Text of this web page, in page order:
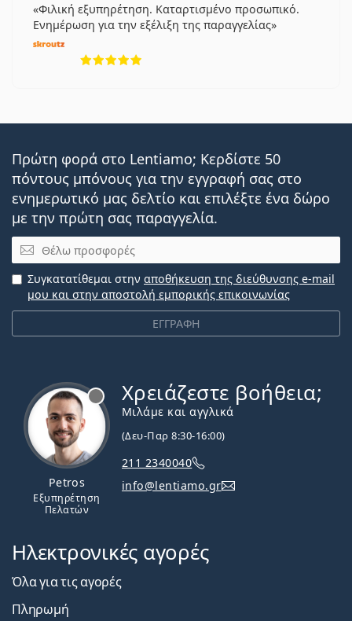
Φιλική εξυπηρέτηση. Καταρτισμένο προσωπικό.
Ενημέρωση για την εξέλιξη της παραγγελίας
Πρώτη φορά στο Lentiamo; Κερδίστε 50
πόντους μπόνους για την εγγραφή σας στο
ενημερωτικό μας δελτίο και επιλέξτε ένα δώρο
με την πρώτη σας παραγγελία.
Email
ΕΓΓΡΑΦΗ
Συγκατατίθεμαι στην αποθήκευση της διεύθυνσης e-mail
μου και στην αποστολή εμπορικής επικοινωνίας
Petros
Εξυπηρέτηση
Πελατών
Χρειάζεστε βοήθεια;
Μιλάμε και αγγλικά
(Δευ-Παρ 8:30-16:00)
211 2340040
info@lentiamo.gr
Ηλεκτρονικές αγορές
Όλα για τις αγορές
Πληρωμή